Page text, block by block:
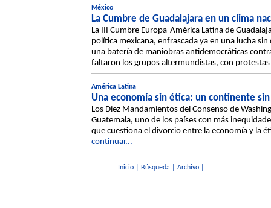
México
La Cumbre de Guadalajara en un clima
La III Cumbre Europa-América Latina de
política mexicana, enfrascada ya en una lucha
una batería de maniobras antidemocráticas
faltaron los grupos altermundistas, con
América Latina
Una economía sin ética: un continente
Los Diez Mandamientos del Consenso de
Guatemala, uno de los países con más
que cuestiona el divorcio entre la economía y la
continuar...
Inicio| Búsqueda Archivo|